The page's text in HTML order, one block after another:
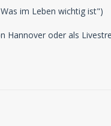
im Leben wichtig ist")
Hannover oder als